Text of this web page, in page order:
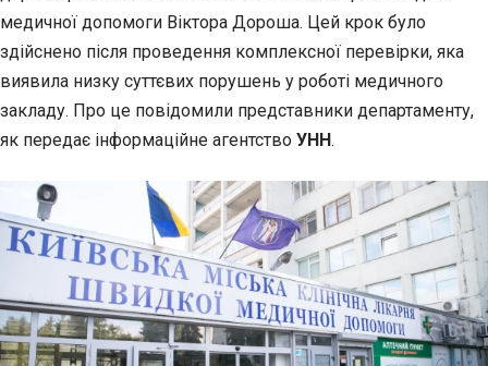
медичної допомоги Віктора Дороша. Цей крок було
здійснено після проведення комплексної перевірки, яка
виявила низку суттєвих порушень у роботі медичного
закладу. Про це повідомили представники департаменту,
як передає інформаційне агентство УНН.